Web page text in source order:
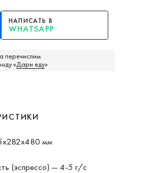
НАПИСАТЬ В
WHATSAPP
перечислим
«Дари еду»
мм
(эспрессо) — 4-5 г/с